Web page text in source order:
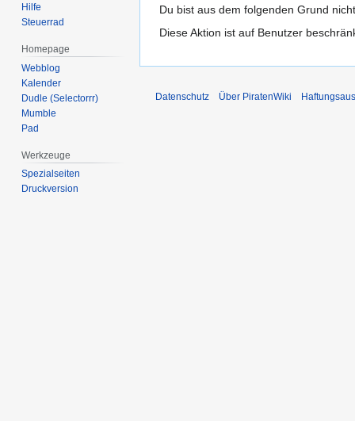
Zur
Navigation
Zur
Suche
Du bist aus dem folgenden Grund
Diese Aktion ist auf Benutzer
Hilfe
Steuerrad
Homepage
Webblog
Kalender
Dudle (Selectorrr)
Mumble
Pad
Werkzeuge
Spezialseiten
Druckversion
Datenschutz Über PiratenWiki